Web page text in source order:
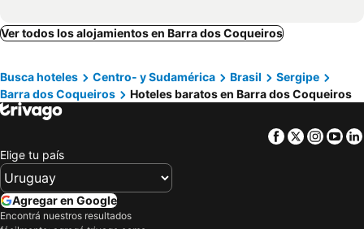
Ver todos los alojamientos en Barra dos Coqueiros
Busca hoteles Centro- y Sudamérica Brasil
Sergipe
Barra dos Coqueiros
Hoteles baratos en Barra dos Coqueiros
Facebook
Twitter
Elige tu país
Agregar en Google
Encontrá nuestros resultados